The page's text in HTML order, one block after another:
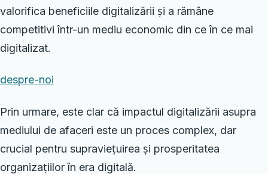
valorifica beneficiile digitalizării și a rămâne
competitivi într-un mediu economic din ce în ce mai
digitalizat.
despre-noi
Prin urmare, este clar că impactul digitalizării asupra
mediului de afaceri este un proces complex, dar
crucial pentru supraviețuirea și prosperitatea
organizațiilor în era digitală.